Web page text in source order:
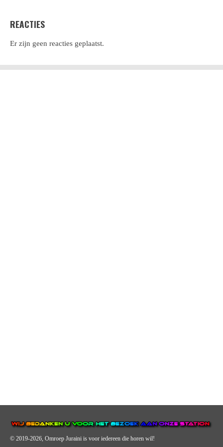
REACTIES
Er zijn geen reacties geplaatst.
© 2019-2026, Omroep Juraini is voor iedereen die horen wil!